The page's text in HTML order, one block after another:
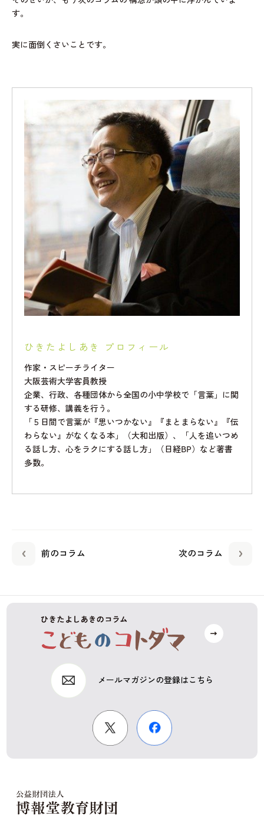
す。
実に面倒くさいことです。
ひきたよしあき プロフィール
作家・スピーチライター
大阪芸術大学客員教授
企業、行政、各種団体から全国の小中学校で「言葉」に関
する研修、講義を行う。
「５日間で言葉が『思いつかない』『まとまらない』『伝
わらない』がなくなる本」（大和出版）、「人を追いつめ
る話し方、心をラクにする話し方」（日経BP）など著書
多数。
前のコラム 次のコラム
メールマガジンの登録はこちら